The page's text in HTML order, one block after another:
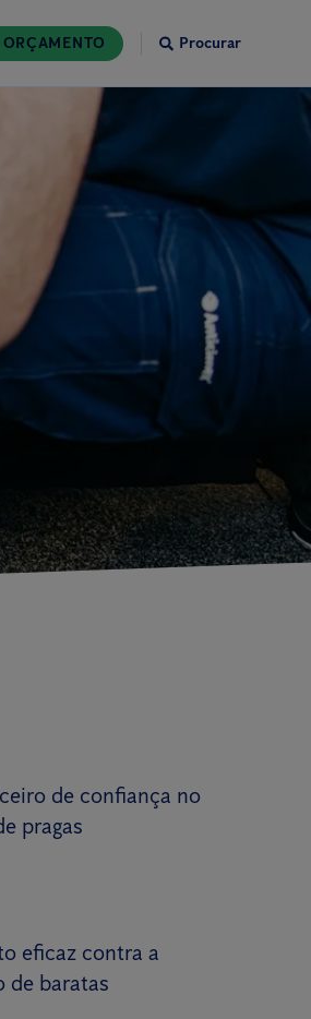
ORÇAMENTO Procurar
de confiança no
pragas
eficaz contra a
de baratas